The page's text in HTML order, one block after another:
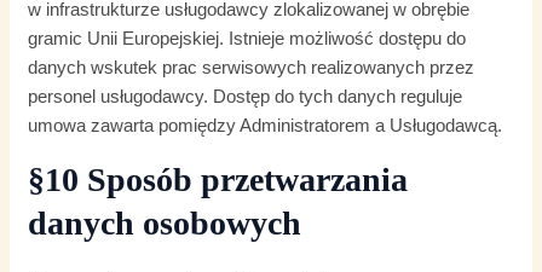
w infrastrukturze usługodawcy zlokalizowanej w obrębie
gramic Unii Europejskiej. Istnieje możliwość dostępu do
danych wskutek prac serwisowych realizowanych przez
personel usługodawcy. Dostęp do tych danych reguluje
umowa zawarta pomiędzy Administratorem a Usługodawcą.
§10 Sposób przetwarzania
danych osobowych